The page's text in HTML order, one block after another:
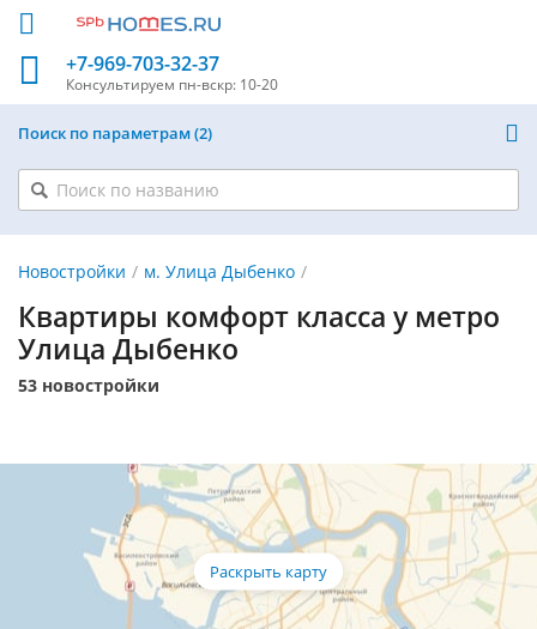
+7-969-703-32-37
Консультируем пн-вскр: 10-20
Поиск по параметрам 2
Новостройки м. Улица Дыбенко
Квартиры комфорт класса у метро
Улица Дыбенко
53 новостройки